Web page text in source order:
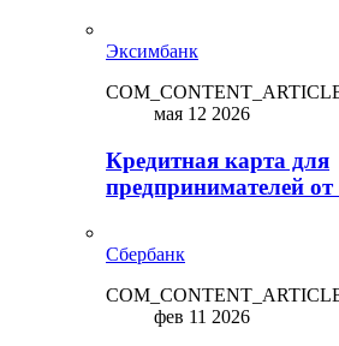
Эксимбанк
мая 12 2026
Кредитная карта для
предпринимателей
Сбербанк
фев 11 2026